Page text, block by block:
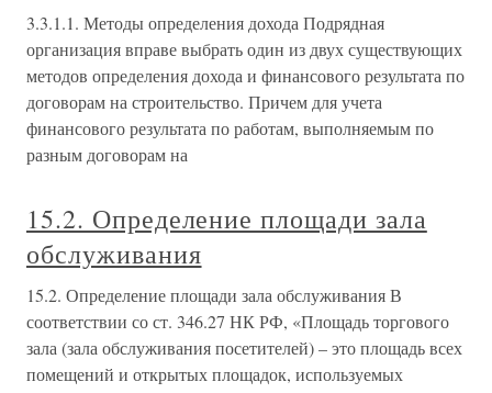
3.3.1.1. Методы определения дохода Подрядная
организация вправе выбрать один из двух существующих
методов определения дохода и финансового результата по
договорам на строительство. Причем для учета
финансового результата по работам, выполняемым по
разным договорам на
15.2. Определение площади зала
обслуживания
15.2. Определение площади зала обслуживания В
соответствии со ст. 346.27 НК РФ, «Площадь торгового
зала (зала обслуживания посетителей) – это площадь всех
помещений и открытых площадок, используемых